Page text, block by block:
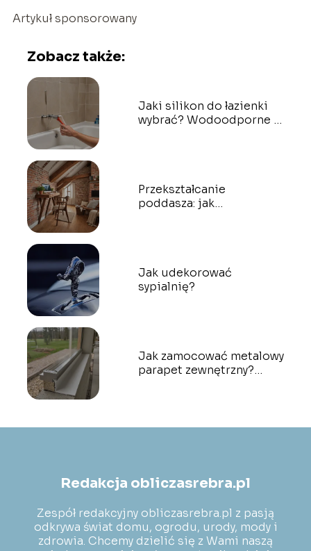
Artykuł sponsorowany
Zobacz także:
Jaki silikon do łazienki
wybrać? Wodoodporne i
Przekształcanie
poddasza: jak
Jak udekorować
sypialnię?
Jak zamocować metalowy
parapet zewnętrzny?
Redakcja obliczasrebra.pl
Zespół redakcyjny obliczasrebra.pl z pasją
odkrywa świat domu, ogrodu, urody, mody i
zdrowia. Chcemy dzielić się z Wami naszą